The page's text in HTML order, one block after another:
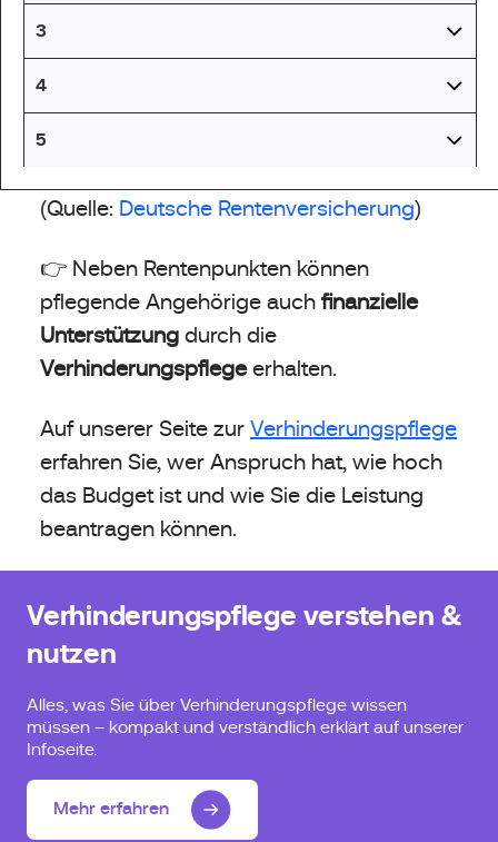
3
4
5
(Quelle: Deutsche Rentenversicherung)
👉 Neben Rentenpunkten können
pflegende Angehörige auch finanzielle
Unterstützung durch die
Verhinderungspflegeerhalten.
Auf unserer Seite zur Verhinderungspflege
erfahren Sie, wer Anspruch hat, wie hoch
das Budget ist und wie Sie die Leistung
beantragen können.
Verhinderungspflege verstehen &
nutzen
Alles, was Sie über Verhinderungspflege wissen
müssen – kompakt und verständlich erklärt auf unserer
Infoseite.
Mehr erfahren